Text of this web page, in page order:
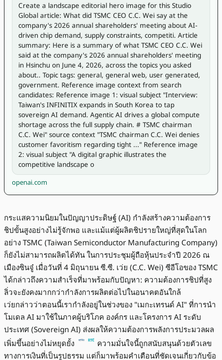
Create a landscape editorial hero image for this Studio
Global article: What did TSMC CEO C.C. Wei say at the
company's 2026 annual shareholders' meeting about AI-
driven chip demand, supply constraints, competiti. Article
summary: Here is a summary of what TSMC CEO C.C. Wei
said at the company's 2026 annual shareholders' meeting
in Hsinchu on June 4, 2026, across the topics you asked
about.. Topic tags: general, general web, user generated,
government. Reference image context from search
candidates: Reference image 1: visual subject "Interview:
Taiwan's INFINITIX expands in South Korea to tap
sovereign AI demand. Agentic AI drives a global compute
shortage across the full supply chain. # TSMC chairman
C.C. Wei" source context "TSMC chairman C.C. Wei denies
customer favoritism regarding tight ..." Reference image
2: visual subject "A digital graphic illustrates the
competitive landscape o
openai.com
กระแสความนิยมในปัญญาประดิษฐ์ (AI) กำลังสร้างความต้องการ
ชิปขั้นสูงอย่างไม่รู้จักพอ และแม้แต่ผู้ผลิตชิปรายใหญ่ที่สุดในโลก
อย่าง TSMC (Taiwan Semiconductor Manufacturing Company)
ก็ยังไม่สามารถผลิตได้ทัน ในการประชุมผู้ถือหุ้นประจำปี 2026 ณ
เมืองซินจู๋ เมื่อวันที่ 4 มิถุนายน ซี.ซี. เว่ย (C.C. Wei) ซีอีโอของ TSMC
ได้กล่าวถึงความสำเร็จที่มาพร้อมกับปัญหา: ความต้องการชิปที่สูง
ลิ่วจะยังคงมากกว่ากำลังการผลิตต่อไปในอนาคตอันใกล้
เว่ยกล่าวว่าตอนนี้เรากำลังอยู่ในช่วงของ "เมกะเทรนด์ AI" ที่การนำ
โมเดล AI มาใช้ในภาคผู้บริโภค องค์กร และโครงการ AI ระดับ
ประเทศ (Sovereign AI) ส่งผลให้ความต้องการพลังการประมวลผล
เพิ่มขึ้นอย่างไม่หยุดยั้ง
ความมั่นใจนี้ถูกสนับสนุนด้วยตัวเลข
ทางการเงินที่เป็นรูปธรรม แต่ก็มาพร้อมคำเตือนที่ชัดเจนเกี่ยวกับข้อ